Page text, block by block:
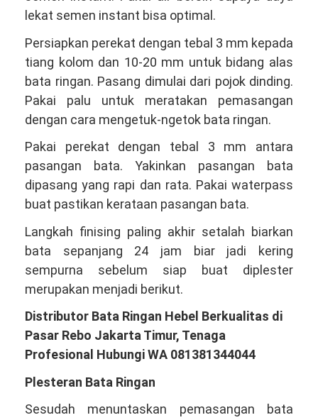
lekat semen instant bisa optimal.
Persiapkan perekat dengan tebal 3 mm kepada
tiang kolom dan 10-20 mm untuk bidang alas
bata ringan. Pasang dimulai dari pojok dinding.
Pakai palu untuk meratakan pemasangan
dengan cara mengetuk-ngetok bata ringan.
Pakai perekat dengan tebal 3 mm antara
pasangan bata. Yakinkan pasangan bata
dipasang yang rapi dan rata. Pakai waterpass
buat pastikan kerataan pasangan bata.
Langkah finising paling akhir setalah biarkan
bata sepanjang 24 jam biar jadi kering
sempurna sebelum siap buat diplester
merupakan menjadi berikut.
Distributor Bata Ringan Hebel Berkualitas di
Pasar Rebo Jakarta Timur, Tenaga
Profesional Hubungi WA 081381344044
Plesteran Bata Ringan
Sesudah menuntaskan pemasangan bata